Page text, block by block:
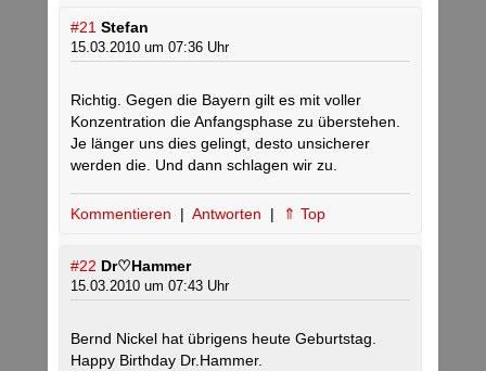
#21 Stefan
15.03.2010 um 07:36 Uhr
Richtig. Gegen die Bayern gilt es mit voller
Konzentration die Anfangsphase zu überstehen.
Je länger uns dies gelingt, desto unsicherer
werden die. Und dann schlagen wir zu.
Kommentieren | Antworten | ⇑ Top
#22 Dr♡Hammer
15.03.2010 um 07:43 Uhr
Bernd Nickel hat übrigens heute Geburtstag.
Happy Birthday Dr.Hammer.